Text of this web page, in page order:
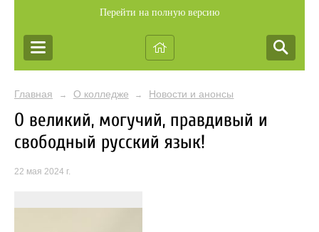
Перейти на полную версию
Главная → О колледже → Новости и анонсы
О великий, могучий, правдивый и
свободный русский язык!
22 мая 2024 г.